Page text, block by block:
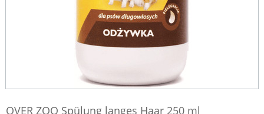
OVER ZOO Spülung langes Haar 250 ml